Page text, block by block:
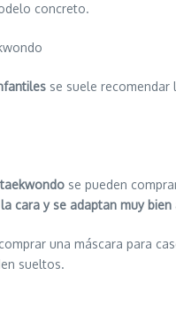
concreto.
se suele recomendar
se pueden
cara y se adaptan muy bien
una máscara para
sueltos.